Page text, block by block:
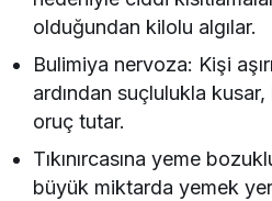
olduğundan kilolu algılar.
Bulimiya nervoza: Kişi
ardından suçlulukla
oruç tutar.
Tıkınırcasına yeme
büyük miktarda yemek